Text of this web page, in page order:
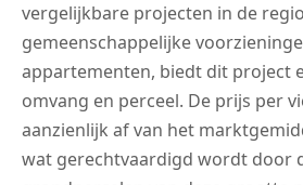
vergelijkbare projecten in de
gemeenschappelijke
appartementen, biedt dit project
omvang en perceel. De prijs per
aanzienlijk af van het
wat gerechtvaardigd wordt door